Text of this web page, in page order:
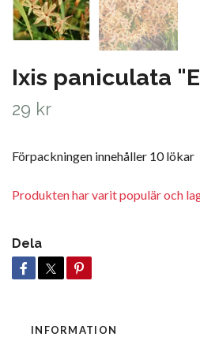
Ixis paniculata
29 kr
Förpackningen innehåller 10 lökar
Produkten har varit populär och
Dela
INFORMATION